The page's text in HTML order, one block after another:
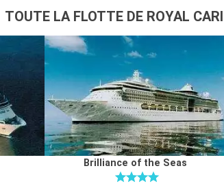
TOUTE LA FLOTTE DE ROYAL
Brilliance of the Seas